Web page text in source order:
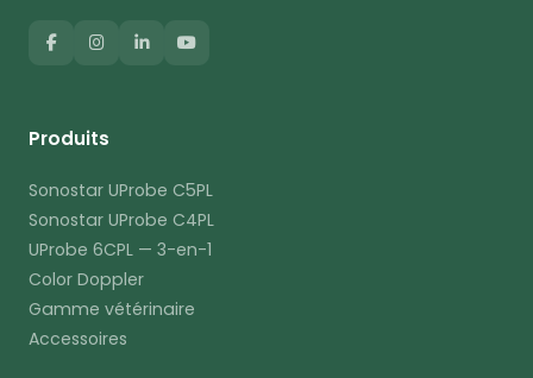
Produits
Sonostar UProbe C5PL
Sonostar UProbe C4PL
UProbe 6CPL — 3-en-1
Color Doppler
Gamme vétérinaire
Accessoires